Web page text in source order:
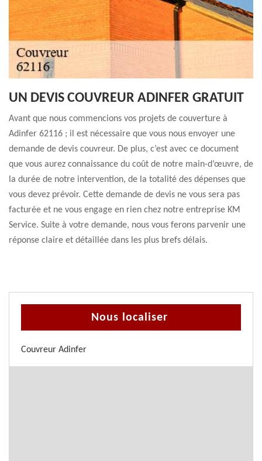
UN DEVIS COUVREUR ADINFER GRATUIT
Avant que nous commencions vos projets de couverture à
Adinfer 62116 ; il est nécessaire que vous nous envoyer une
demande de devis couvreur. De plus, c’est avec ce document
que vous aurez connaissance du coût de notre main-d’œuvre, de
la durée de notre intervention, de la totalité des dépenses que
vous devez prévoir. Cette demande de devis ne vous sera pas
facturée et ne vous engage en rien chez notre entreprise KM
Service. Suite à votre demande, nous vous ferons parvenir une
réponse claire et détaillée dans les plus brefs délais.
Nous localiser
Couvreur Adinfer